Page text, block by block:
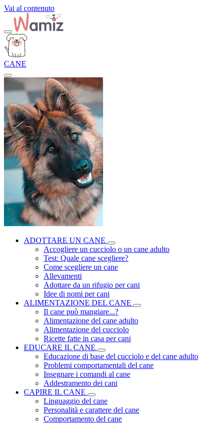
Vai al contenuto
CANE
ADOTTARE UN CANE
Accogliere un cucciolo o un cane adulto
Test: Quale cane scegliere?
Come scegliere un cane
Allevamenti
Adottare da un rifugio per cani
Idee di nomi per cani
ALIMENTAZIONE DEL CANE
Il cane può mangiare...?
Alimentazione del cane adulto
Alimentazione del cucciolo
Ricette fatte in casa per cani
EDUCARE IL CANE
Educazione di base del cucciolo e del cane adulto
Problemi comportamentali del cane
Insegnare i comandi al cane
Addestramento dei cani
CAPIRE IL CANE
Linguaggio del cane
Personalità e carattere del cane
Comportamento del cane